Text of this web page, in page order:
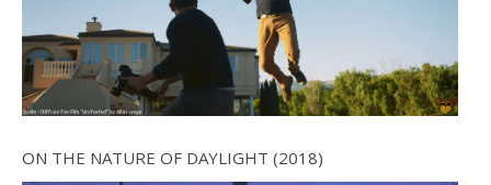
ON THE NATURE OF DAYLIGHT (2018)